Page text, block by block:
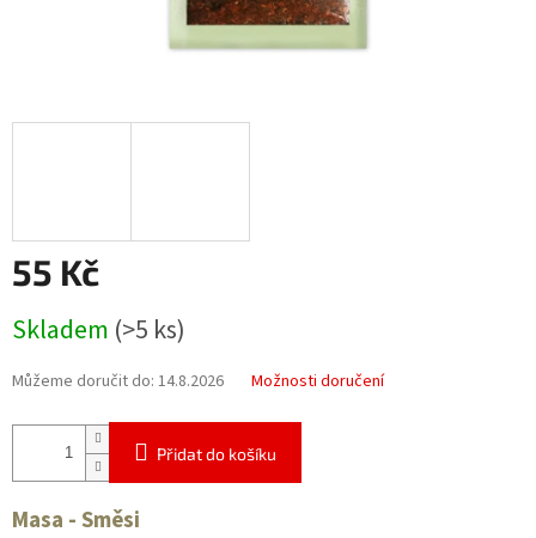
55 Kč
cena:
Skladem (>5 ks)
Můžeme doručit do: 14.8.2026 Možnosti doručení
Přidat do košíku
Masa - Směsi